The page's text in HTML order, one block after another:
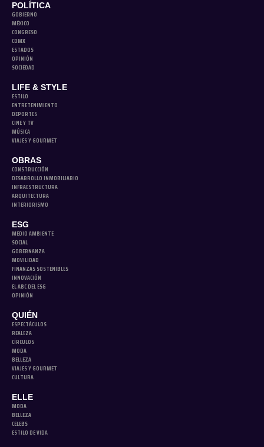
POLÍTICA
GOBIERNO
MÉXICO
CONGRESO
CDMX
ESTADOS
OPINIÓN
SOCIEDAD
LIFE & STYLE
ESTILO
ENTRETENIMIENTO
DEPORTES
CINE Y TV
MÚSICA
VIAJES Y GOURMET
OBRAS
CONSTRUCCIÓN
DESARROLLO INMOBILIARIO
INFRAESTRUCTURA
ARQUITECTURA
INTERIORISMO
ESG
MEDIO AMBIENTE
SOCIAL
GOBERNANZA
MOVILIDAD
FINANZAS SOSTENIBLES
INNOVACIÓN
EL ABC DEL ESG
OPINIÓN
QUIÉN
ESPECTÁCULOS
REALEZA
CÍRCULOS
MODA
BELLEZA
VIAJES Y GOURMET
CULTURA
ELLE
MODA
BELLEZA
CELEBS
ESTILO DE VIDA